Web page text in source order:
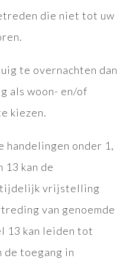
die niet tot uw
te overnachten dan
als woon- en/of
kiezen.
handelingen onder 1,
13 kan de
tijdelijk vrijstelling
van genoemde
13 kan leiden tot
de toegang in